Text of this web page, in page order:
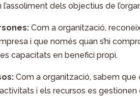
dels objectius de
Com a organització,
i que només quan s’hi
capacitats en benefici propi.
Com a organització, sabem que
i els recursos es gestionen